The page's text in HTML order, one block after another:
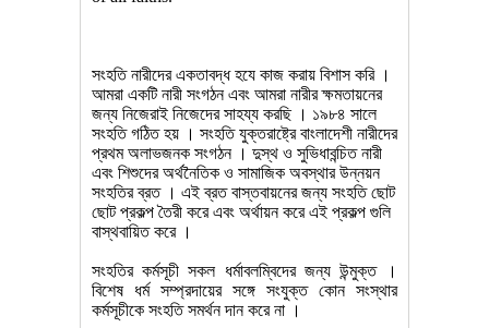
সংহতি নারীদের একতাবদ্ধ হযে কাজ করায় বিশাস করি ।
আমরা একটি নারী সংগঠন এবং আমরা নারীর ক্ষমতায়নের
জন্য নিজেরাই নিজেদের সাহয্য করছি । ১৯৮৪ সালে
সংহতি গঠিত হয় । সংহতি যুক্তরাষ্ট্রে বাংলাদেশী নারীদের
প্রথমঅলাভজনক সংগঠন । দুস্থ ও সুভিধাবন্চিত নারী
এবং শিশুদের অর্থনৈতিক ও সামাজিক অবস্থার উন্নয়ন
সংহতির ব্রত । এই ব্রত বাস্তবায়নের জন্য সংহতি ছোট
ছোট প্রকল্প তৈরী করে এবং অর্থায়ন করে এই প্রকল্প গুলি
বাস্থবায়িত করে ।
সংহতির কর্মসূচী সকল ধর্মাবলম্বিদের জন্য উন্মুক্ত ।
বিশেষ ধর্ম সম্প্রদায়ের সঙ্গে সংযুক্ত কোন সংস্থার
কর্মসূচীকে সংহতি সমর্থন দান করে না ।